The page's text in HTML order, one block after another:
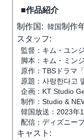
■作品紹介
制作国: 韓国制作
スタッフ:
監督：キム・ユン
脚本：キム・ミン
原作：TBSドラマ
原題：사랑한다고
企画：KT Studio
制作：Studio &
韓国放送：2023年
配信：ディズニー
キャスト: